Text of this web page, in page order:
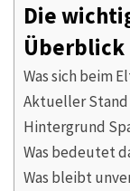
Die
Überblick
Was sich beim
Aktueller Stand
Hintergrund
Was bedeutet
Was bleibt